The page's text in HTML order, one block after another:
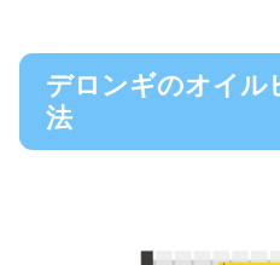
デロンギのオイル
法